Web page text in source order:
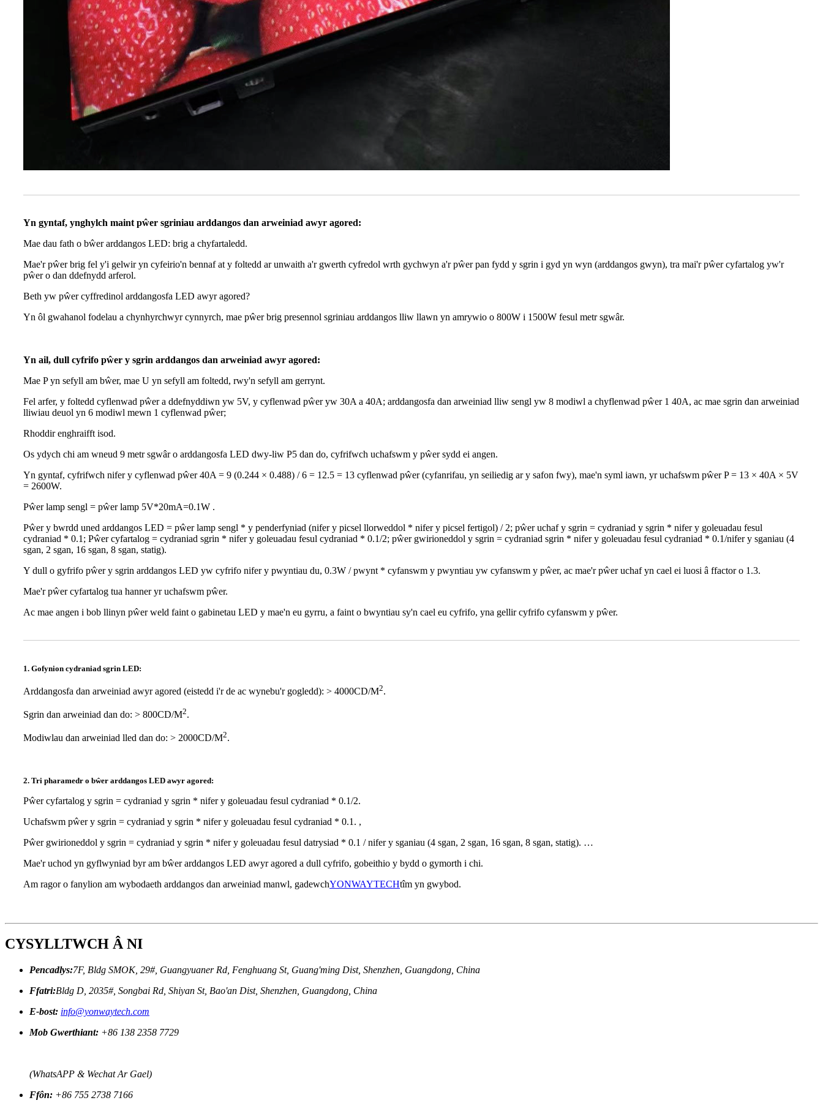
Yn gyntaf, ynghylch maint pŵer sgriniau arddangos dan arweiniad awyr agored:
Mae dau fath o bŵer arddangos LED: brig a chyfartaledd.
Mae'r pŵer brig fel y'i gelwir yn cyfeirio'n bennaf at y foltedd ar unwaith a'r gwerth cyfredol wrth gychwyn a'r pŵer pan fydd y sgrin i gyd yn wyn (arddangos gwyn), tra mai'r pŵer cyfartalog yw'r
pŵer o dan ddefnydd arferol.
Beth yw pŵer cyffredinol arddangosfa LED awyr agored?
Yn ôl gwahanol fodelau a chynhyrchwyr cynnyrch, mae pŵer brig presennol sgriniau arddangos lliw llawn yn amrywio o 800W i 1500W fesul metr sgwâr.
Yn ail, dull cyfrifo pŵer y sgrin arddangos dan arweiniad awyr agored:
Mae P yn sefyll am bŵer, mae U yn sefyll am foltedd, rwy'n sefyll am gerrynt.
Fel arfer, y foltedd cyflenwad pŵer a ddefnyddiwn yw 5V, y cyflenwad pŵer yw 30A a 40A; arddangosfa dan arweiniad lliw sengl yw 8 modiwl a chyflenwad pŵer 1 40A, ac mae sgrin dan arweiniad
lliwiau deuol yn 6 modiwl mewn 1 cyflenwad pŵer;
Rhoddir enghraifft isod.
Os ydych chi am wneud 9 metr sgwâr o arddangosfa LED dwy-liw P5 dan do, cyfrifwch uchafswm y pŵer sydd ei angen.
Yn gyntaf, cyfrifwch nifer y cyflenwad pŵer 40A = 9 (0.244 × 0.488) / 6 = 12.5 = 13 cyflenwad pŵer (cyfanrifau, yn seiliedig ar y safon fwy), mae'n syml iawn, yr uchafswm pŵer P = 13 × 40A × 5V
= 2600W.
Pŵer lamp sengl = pŵer lamp 5V*20mA=0.1W .
Pŵer y bwrdd uned arddangos LED = pŵer lamp sengl * y penderfyniad (nifer y picsel llorweddol * nifer y picsel fertigol) / 2; pŵer uchaf y sgrin = cydraniad y sgrin * nifer y goleuadau fesul
cydraniad * 0.1; Pŵer cyfartalog = cydraniad sgrin * nifer y goleuadau fesul cydraniad * 0.1/2; pŵer gwirioneddol y sgrin = cydraniad sgrin * nifer y goleuadau fesul cydraniad * 0.1/nifer y sganiau (4
sgan, 2 sgan, 16 sgan, 8 sgan, statig).
Y dull o gyfrifo pŵer y sgrin arddangos LED yw cyfrifo nifer y pwyntiau du, 0.3W / pwynt * cyfanswm y pwyntiau yw cyfanswm y pŵer, ac mae'r pŵer uchaf yn cael ei luosi â ffactor o 1.3.
Mae'r pŵer cyfartalog tua hanner yr uchafswm pŵer.
Ac mae angen i bob llinyn pŵer weld faint o gabinetau LED y mae'n eu gyrru, a faint o bwyntiau sy'n cael eu cyfrifo, yna gellir cyfrifo cyfanswm y pŵer.
1. Gofynion cydraniad sgrin LED:
Arddangosfa dan arweiniad awyr agored (eistedd i'r de ac wynebu'r gogledd): > 4000CD/M2.
Sgrin dan arweiniad dan do: > 800CD/M2.
Modiwlau dan arweiniad lled dan do: > 2000CD/M2.
2. Tri pharamedr o bŵer arddangos LED awyr agored:
Pŵer cyfartalog y sgrin = cydraniad y sgrin * nifer y goleuadau fesul cydraniad * 0.1/2.
Uchafswm pŵer y sgrin = cydraniad y sgrin * nifer y goleuadau fesul cydraniad * 0.1. ,
Pŵer gwirioneddol y sgrin = cydraniad y sgrin * nifer y goleuadau fesul datrysiad * 0.1 / nifer y sganiau (4 sgan, 2 sgan, 16 sgan, 8 sgan, statig). …
Mae'r uchod yn gyflwyniad byr am bŵer arddangos LED awyr agored a dull cyfrifo, gobeithio y bydd o gymorth i chi.
Am ragor o fanylion am wybodaeth arddangos dan arweiniad manwl, gadewchYONWAYTECHtîm yn gwybod.
CYSYLLTWCH Â NI
Pencadlys:7F, Bldg SMOK, 29#, Guangyuaner Rd, Fenghuang St, Guang'ming Dist, Shenzhen, Guangdong, China
Ffatri:Bldg D, 2035#, Songbai Rd, Shiyan St, Bao'an Dist, Shenzhen, Guangdong, China
E-bost: info@yonwaytech.com
Mob Gwerthiant: +86 138 2358 7729
(WhatsAPP & Wechat Ar Gael)
Ffôn: +86 755 2738 7166